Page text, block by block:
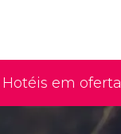
Hotéis em oferta